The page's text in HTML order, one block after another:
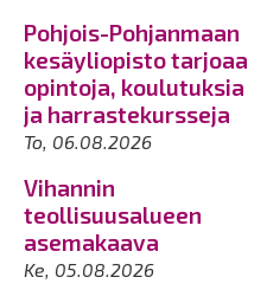
Pohjois-Pohjanmaan
kesäyliopisto tarjoaa
opintoja, koulutuksia
ja harrastekursseja
To, 06.08.2026
Vihannin
teollisuusalueen
asemakaava
Ke, 05.08.2026